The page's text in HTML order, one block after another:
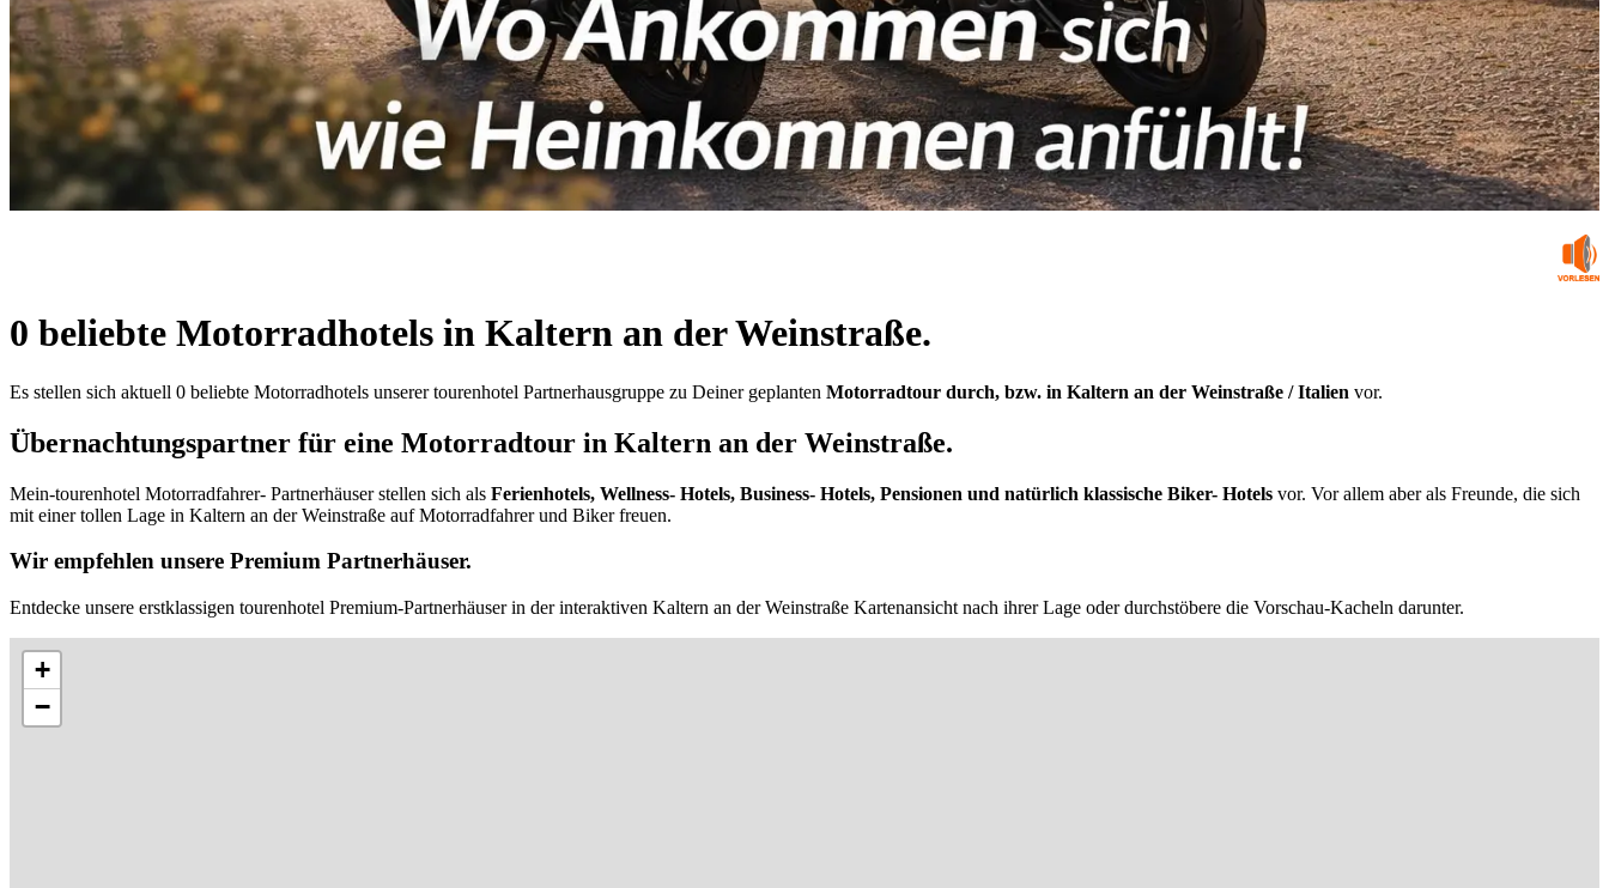
0 beliebte Motorradhotels in Kaltern an der Weinstraße.
Es stellen sich aktuell 0 beliebte Motorradhotels unserer tourenhotel Partnerhausgruppe zu Deiner geplanten Motorradtour durch, bzw. in Kaltern an der Weinstraße / Italien vor.
Übernachtungspartner für eine Motorradtour in Kaltern an der Weinstraße.
Mein-tourenhotel Motorradfahrer- Partnerhäuser stellen sich als Ferienhotels, Wellness- Hotels, Business- Hotels, Pensionen und natürlich klassische Biker- Hotels vor. Vor allem aber als Freunde, die sich
mit einer tollen Lage in Kaltern an der Weinstraße auf Motorradfahrer und Biker freuen.
Wir empfehlen unsere Premium Partnerhäuser.
Entdecke unsere erstklassigen tourenhotel Premium-Partnerhäuser in der interaktiven Kaltern an der Weinstraße Kartenansicht nach ihrer Lage oder durchstöbere die Vorschau-Kacheln darunter.
+
−